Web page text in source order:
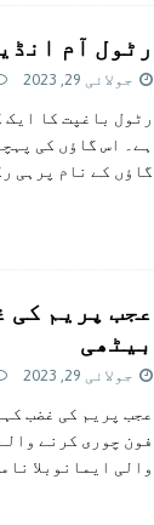
رٹول آم
جولائی 29, 2023
ہے۔ اس گاؤں کی
گاؤں کے نام پرہی
عجب پریم کی
بیٹھی
جولائی 29, 2023
عجب پریم کی غضب
فون چوری کرنے
والی ایمانوبلا